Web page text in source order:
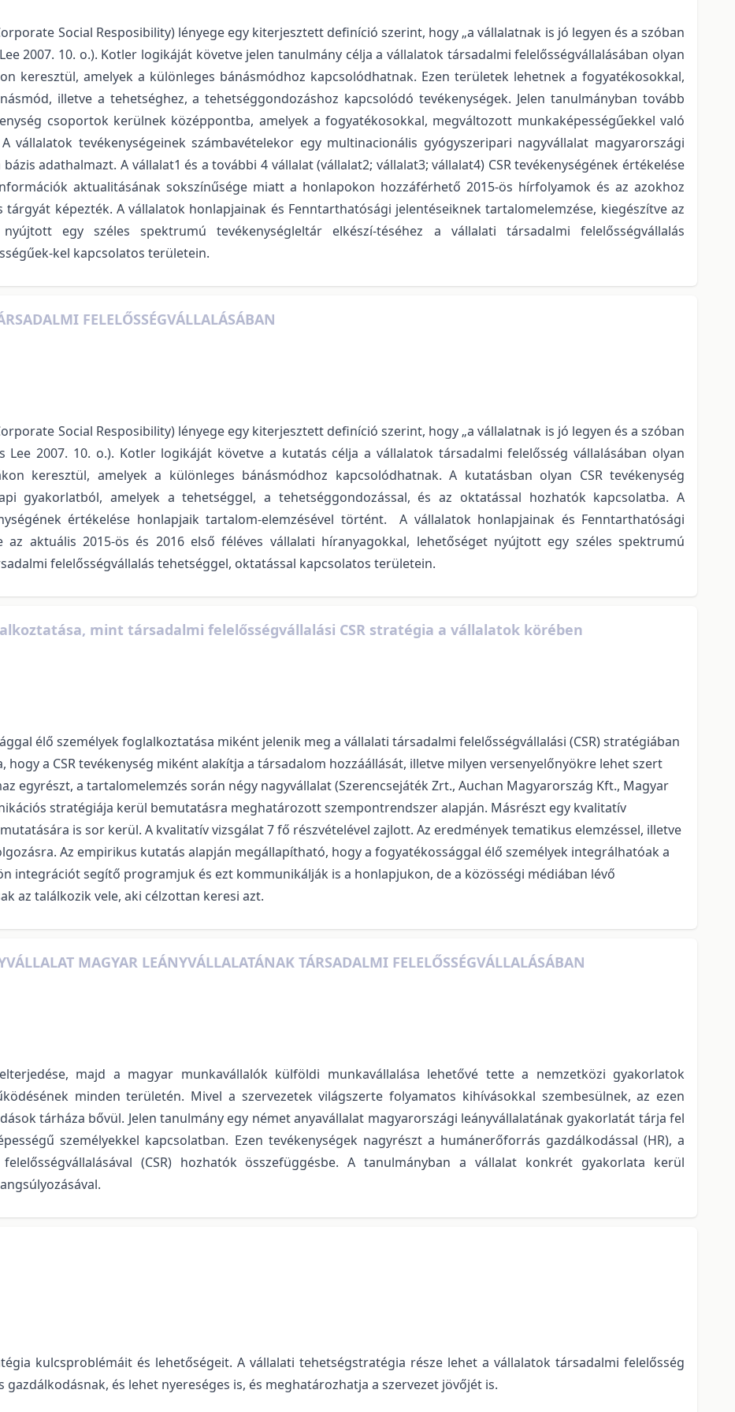
Social Resposibility) lényege egy kiterjesztett definíció szerint, hogy „a vállalatnak is jó legyen és a szóban
2007. 10. o.). Kotler logikáját követve jelen tanulmány célja a vállalatok társadalmi felelősségvállalásában olyan
keresztül, amelyek a különleges bánásmódhoz kapcsolódhatnak. Ezen területek lehetnek a fogyatékosokkal,
illetve a tehetséghez, a tehetséggondozáshoz kapcsolódó tevékenységek. Jelen tanulmányban tovább
csoportok kerülnek középpontba, amelyek a fogyatékosokkal, megváltozott munkaképességűekkel való
vállalatok tevékenységeinek számbavételekor egy multinacionális gyógyszeripari nagyvállalat magyarországi
adathalmazt. A vállalat1 és a további 4 vállalat (vállalat2; vállalat3; vállalat4) CSR tevékenységének értékelése
aktualitásának sokszínűsége miatt a honlapokon hozzáférhető 2015-ös hírfolyamok és az azokhoz
képezték. A vállalatok honlapjainak és Fenntarthatósági jelentéseiknek tartalomelemzése, kiegészítve az
egy széles spektrumú tevékenységleltár elkészí-téséhez a vállalati társadalmi felelősségvállalás
kel kapcsolatos területein.
FELELŐSSÉGVÁLLALÁSÁBAN
Social Resposibility) lényege egy kiterjesztett definíció szerint, hogy „a vállalatnak is jó legyen és a szóban
2007. 10. o.). Kotler logikáját követve a kutatás célja a vállalatok társadalmi felelősség vállalásában olyan
keresztül, amelyek a különleges bánásmódhoz kapcsolódhatnak. A kutatásban olyan CSR tevékenység
gyakorlatból, amelyek a tehetséggel, a tehetséggondozással, és az oktatással hozhatók kapcsolatba. A
értékelése honlapjaik tartalom-elemzésével történt. A vállalatok honlapjainak és Fenntarthatósági
az aktuális 2015-ös és 2016 első féléves vállalati híranyagokkal, lehetőséget nyújtott egy széles spektrumú
felelősségvállalás tehetséggel, oktatással kapcsolatos területein.
mint társadalmi felelősségvállalási CSR stratégia a vállalatok körében
élő személyek foglalkoztatása miként jelenik meg a vállalati társadalmi felelősségvállalási (CSR) stratégiában
a CSR tevékenység miként alakítja a társadalom hozzáállását, illetve milyen versenyelőnyökre lehet szert
egyrészt, a tartalomelemzés során négy nagyvállalat (Szerencsejáték Zrt., Auchan Magyarország Kft., Magyar
stratégiája kerül bemutatásra meghatározott szempontrendszer alapján. Másrészt egy kvalitatív
is sor kerül. A kvalitatív vizsgálat 7 fő részvételével zajlott. Az eredmények tematikus elemzéssel, illetve
Az empirikus kutatás alapján megállapítható, hogy a fogyatékossággal élő személyek integrálhatóak a
integrációt segítő programjuk és ezt kommunikálják is a honlapjukon, de a közösségi médiában lévő
az találkozik vele, aki célzottan keresi azt.
MAGYAR LEÁNYVÁLLALATÁNAK TÁRSADALMI FELELŐSSÉGVÁLLALÁSÁBAN
majd a magyar munkavállalók külföldi munkavállalása lehetővé tette a nemzetközi gyakorlatok
minden területén. Mivel a szervezetek világszerte folyamatos kihívásokkal szembesülnek, az ezen
tárháza bővül. Jelen tanulmány egy német anyavállalat magyarországi leányvállalatának gyakorlatát tárja fel
személyekkel kapcsolatban. Ezen tevékenységek nagyrészt a humánerőforrás gazdálkodással (HR), a
(CSR) hozhatók összefüggésbe. A tanulmányban a vállalat konkrét gyakorlata kerül
kulcsproblémáit és lehetőségeit. A vállalati tehetségstratégia része lehet a vállalatok társadalmi felelősség
gazdálkodásnak, és lehet nyereséges is, és meghatározhatja a szervezet jövőjét is.